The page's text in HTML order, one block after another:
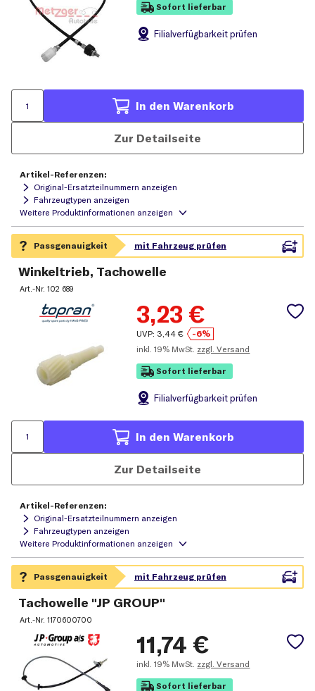
Sofort lieferbar
Filialverfügbarkeit prüfen
In den Warenkorb
Zur Detailseite
Artikel-Referenzen:
Original-Ersatzteilnummern anzeigen
Fahrzeugtypen anzeigen
Winkeltrieb, Tachowelle
Art.-Nr.102 689
3,23 €
UVP: 3,44 €
-6%
inkl. 19% MwSt. zzgl. Versand
Sofort lieferbar
Filialverfügbarkeit prüfen
In den Warenkorb
Zur Detailseite
Artikel-Referenzen:
Original-Ersatzteilnummern anzeigen
Fahrzeugtypen anzeigen
Tachowelle "JP GROUP"
Art.-Nr.1170600700
11,74 €
inkl. 19% MwSt. zzgl. Versand
Sofort lieferbar